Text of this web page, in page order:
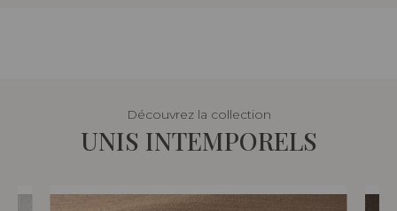
Découvrez la collection
UNIS INTEMPORELS